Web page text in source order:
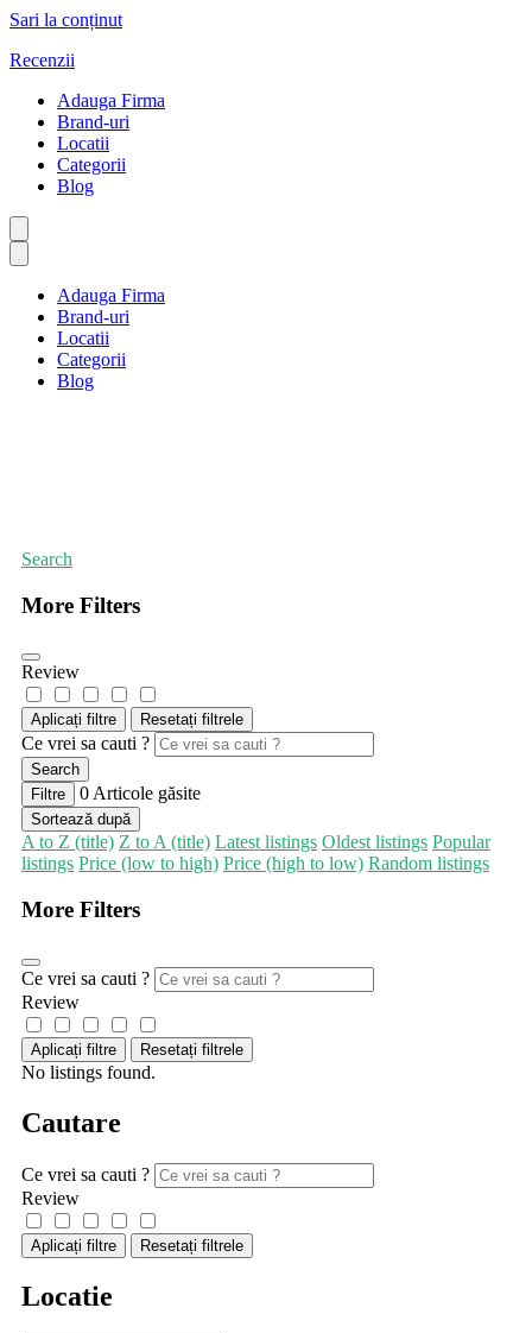
Sari la conținut
Recenzii
Adauga Firma
Brand-uri
Locatii
Categorii
Blog
Adauga Firma
Brand-uri
Locatii
Categorii
Blog
Search
More Filters
Review
Aplicați filtre Resetați filtrele
Ce vrei sa cauti ?
Search
Filtre
0 Articole găsite
Sortează după
A to Z (title) Z to A (title) Latest listings Oldest listings Popular
listings Price (low to high) Price (high to low) Random listings
More Filters
Ce vrei sa cauti ?
Review
Aplicați filtre Resetați filtrele
No listings found.
Cautare
Ce vrei sa cauti ?
Review
Aplicați filtre Resetați filtrele
Locatie